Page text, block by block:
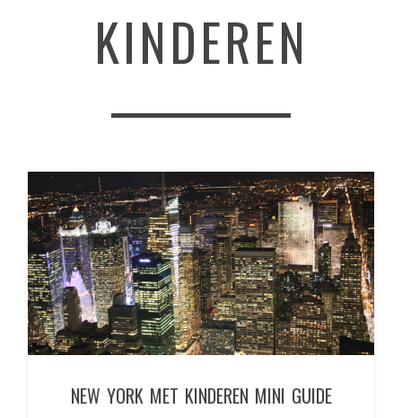
KINDEREN
NEW YORK MET KINDEREN MINI GUIDE